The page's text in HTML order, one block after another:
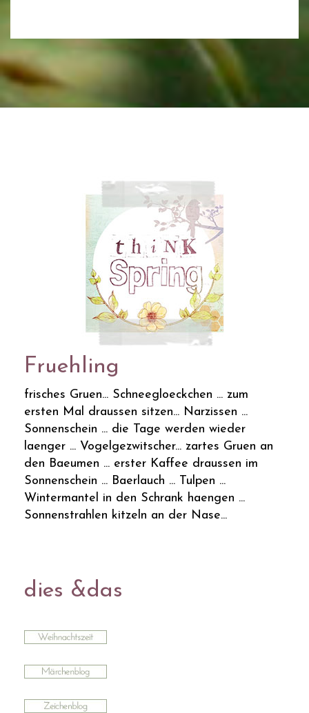
Fruehling
frisches Gruen... Schneegloeckchen ... zum
ersten Mal draussen sitzen... Narzissen ...
Sonnenschein ... die Tage werden wieder
laenger ... Vogelgezwitscher... zartes Gruen an
den Baeumen ... erster Kaffee draussen im
Sonnenschein ... Baerlauch ... Tulpen ...
Wintermantel in den Schrank haengen ...
Sonnenstrahlen kitzeln an der Nase...
dies &das